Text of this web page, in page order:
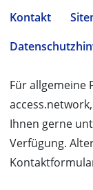
Kontakt
Für allgemeine
Ihnen gerne
Verfügung.